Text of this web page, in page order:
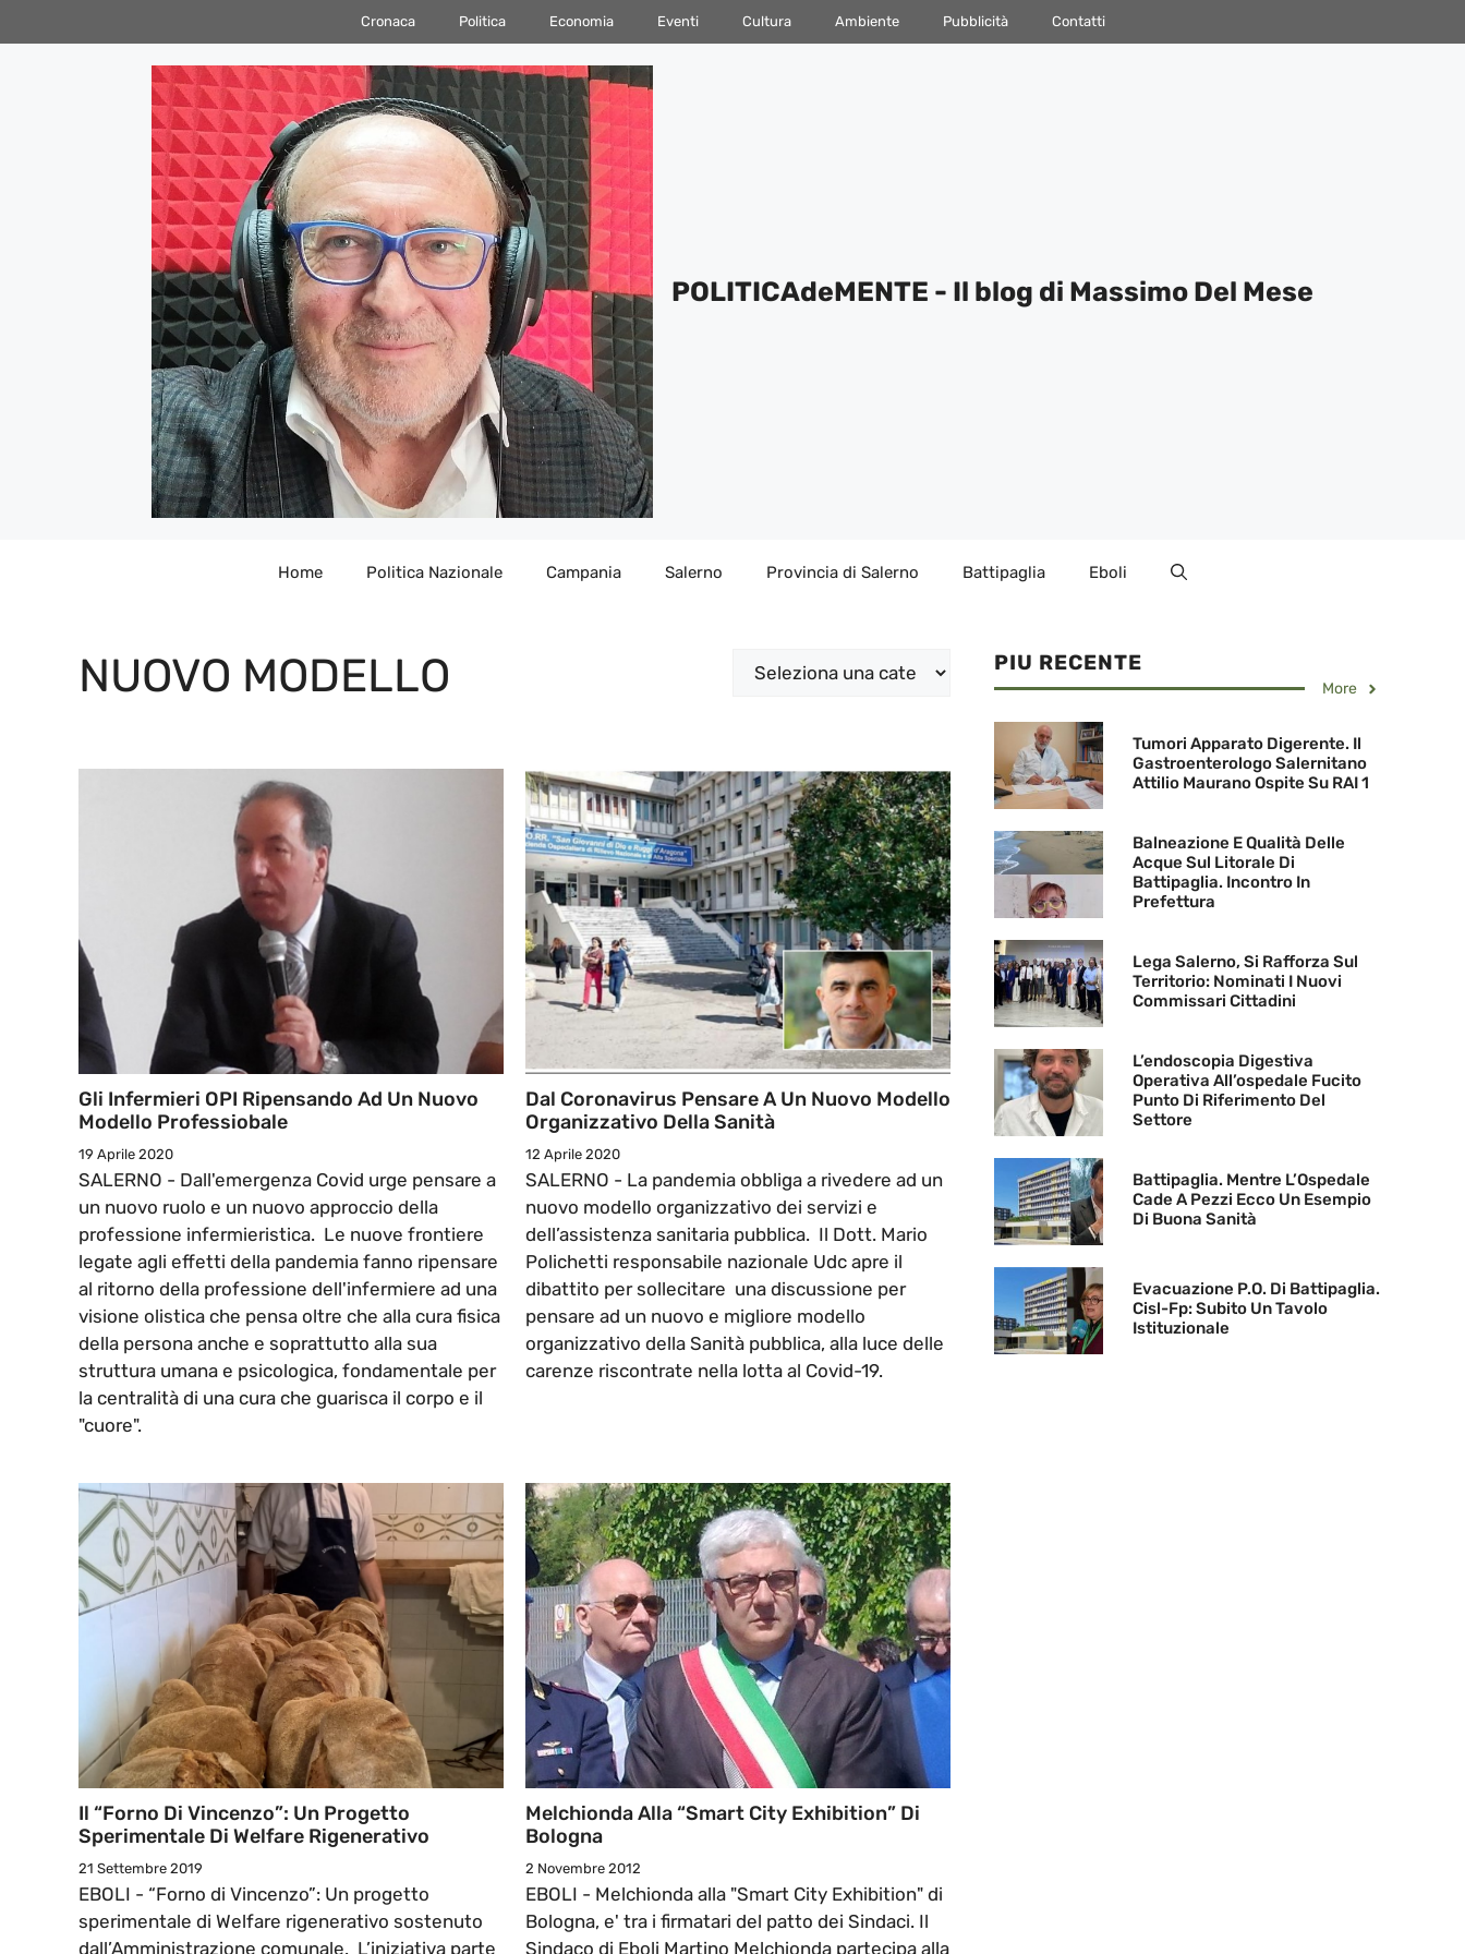
al
Cronaca Politica Economia Eventi Cultura Ambiente Pubblicità Contatti
POLITICAdeMENTE - Il blog di Massimo Del Mese
Home Politica Nazionale Campania Salerno Provincia di Salerno Battipaglia Eboli
NUOVO MODELLO Categorie
Gli Infermieri OPI Ripensando Ad Un Nuovo
Modello Professiobale
19 Aprile 2020
SALERNO - Dall'emergenza Covid urge pensare a
un nuovo ruolo e un nuovo approccio della
professione infermieristica. Le nuove frontiere
legate agli effetti della pandemia fanno ripensare
al ritorno della professione dell'infermiere ad una
visione olistica che pensa oltre che alla cura fisica
della persona anche e soprattutto alla sua
struttura umana e psicologica, fondamentale per
la centralità di una cura che guarisca il corpo e il
"cuore".
Dal Coronavirus Pensare A Un Nuovo Modello
Organizzativo Della Sanità
12 Aprile 2020
SALERNO - La pandemia obbliga a rivedere ad un
nuovo modello organizzativo dei servizi e
dell’assistenza sanitaria pubblica. Il Dott. Mario
Polichetti responsabile nazionale Udc apre il
dibattito per sollecitare una discussione per
pensare ad un nuovo e migliore modello
organizzativo della Sanità pubblica, alla luce delle
carenze riscontrate nella lotta al Covid-19.
Il “Forno Di Vincenzo”: Un Progetto
Sperimentale Di Welfare Rigenerativo
21 Settembre 2019
EBOLI - “Forno di Vincenzo”: Un progetto
sperimentale di Welfare rigenerativo sostenuto
dall’Amministrazione comunale. L’iniziativa parte
Melchionda Alla “Smart City Exhibition” Di
Bologna
2 Novembre 2012
EBOLI - Melchionda alla "Smart City Exhibition" di
Bologna, e' tra i firmatari del patto dei Sindaci. Il
Sindaco di Eboli Martino Melchionda partecipa alla
PIU RECENTE
More
Tumori Apparato Digerente. Il
Gastroenterologo Salernitano
Attilio Maurano Ospite Su RAI 1
Balneazione E Qualità Delle
Acque Sul Litorale Di
Battipaglia. Incontro In
Prefettura
Lega Salerno, Si Rafforza Sul
Territorio: Nominati I Nuovi
Commissari Cittadini
L’endoscopia Digestiva
Operativa All’ospedale Fucito
Punto Di Riferimento Del
Settore
Battipaglia. Mentre L’Ospedale
Cade A Pezzi Ecco Un Esempio
Di Buona Sanità
Evacuazione P.O. Di Battipaglia.
Cisl-Fp: Subito Un Tavolo
Istituzionale